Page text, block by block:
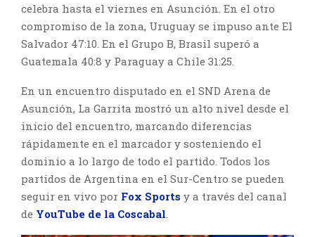
celebra hasta el viernes en Asunción. En el otro
compromiso de la zona, Uruguay se impuso ante El
Salvador 47:10. En el Grupo B, Brasil superó a
Guatemala 40:8 y Paraguay a Chile 31:25.
En un encuentro disputado en el SND Arena de
Asunción, La Garrita mostró un alto nivel desde el
inicio del encuentro, marcando diferencias
rápidamente en el marcador y sosteniendo el
dominio a lo largo de todo el partido. Todos los
partidos de Argentina en el Sur-Centro se pueden
seguir en vivo por Fox Sports y a través del canal
de YouTube de la Coscabal.